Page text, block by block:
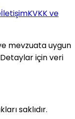
İletişimKVKK ve
mevzuata uygun
için veri
saklıdır.